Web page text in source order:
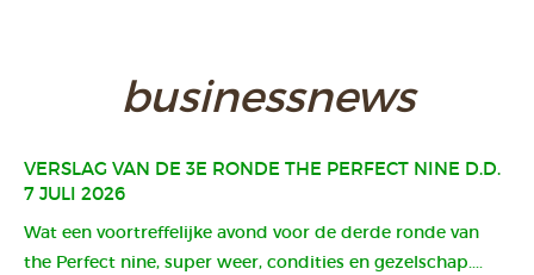
businessnews
VERSLAG VAN DE 3E RONDE THE PERFECT NINE D.D.
7 JULI 2026
Wat een voortreffelijke avond voor de derde ronde van
the Perfect nine, super weer, condities en gezelschap....